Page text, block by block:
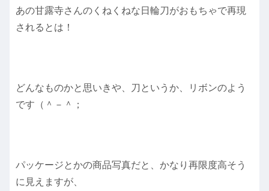
あの甘露寺さんのくねくねな日輪刀がおもちゃで再現
されるとは！
どんなものかと思いきや、刀というか、リボンのよう
です（＾－＾；
パッケージとかの商品写真だと、かなり再限度高そう
に見えますが、